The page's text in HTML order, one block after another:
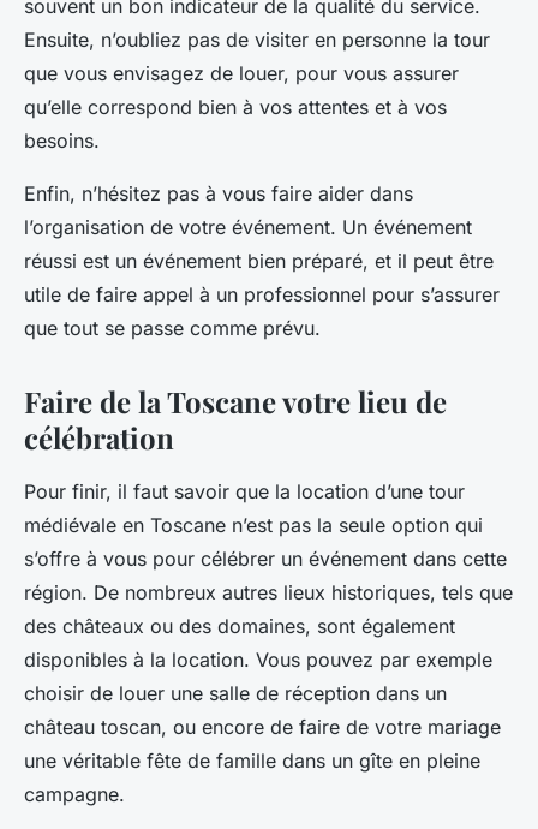
souvent un bon indicateur de la qualité du service.
Ensuite, n’oubliez pas de visiter en personne la tour
que vous envisagez de louer, pour vous assurer
qu’elle correspond bien à vos attentes et à vos
besoins.
Enfin, n’hésitez pas à vous faire aider dans
l’organisation de votre événement. Un événement
réussi est un événement bien préparé, et il peut être
utile de faire appel à un professionnel pour s’assurer
que tout se passe comme prévu.
Faire de la Toscane votre lieu de
célébration
Pour finir, il faut savoir que la location d’une tour
médiévale en Toscane n’est pas la seule option qui
s’offre à vous pour célébrer un événement dans cette
région. De nombreux autres lieux historiques, tels que
des châteaux ou des domaines, sont également
disponibles à la location. Vous pouvez par exemple
choisir de louer une salle de réception dans un
château toscan, ou encore de faire de votre mariage
une véritable fête de famille dans un gîte en pleine
campagne.